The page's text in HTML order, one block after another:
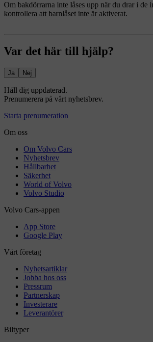
Om bakdörrarna inte låses upp när du drar i de
kontrollera att barnlåset inte är aktiverat.
Var det här till hjälp?
Ja Nej